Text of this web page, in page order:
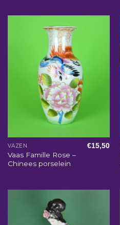
VAZEN
Vaas Famille Rose –
Chinees porselein
€15,50